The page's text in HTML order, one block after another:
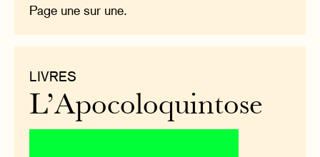
Page une sur une.
LIVRES
L’Apocoloquintose